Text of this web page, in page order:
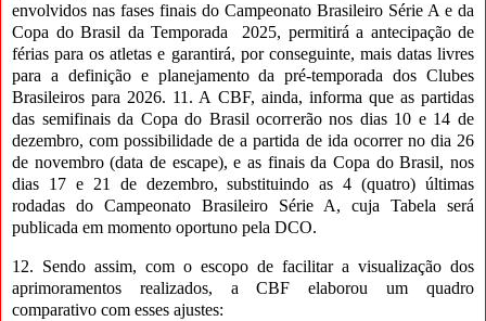
envolvidos nas fases finais do Campeonato Brasileiro Série A e da
Copa do Brasil da Temporada 2025, permitirá a antecipação de
férias para os atletas e garantirá, por conseguinte, mais datas livres
para a definição e planejamento da pré-temporada dos Clubes
Brasileiros para 2026. 11. A CBF, ainda, informa que as partidas
das semifinais da Copa do Brasil ocorrerão nos dias 10 e 14 de
dezembro, com possibilidade de a partida de ida ocorrer no dia 26
de novembro (data de escape), e as finais da Copa do Brasil, nos
dias 17 e 21 de dezembro, substituindo as 4 (quatro) últimas
rodadas do Campeonato Brasileiro Série A, cuja Tabela será
publicada em momento oportuno pela DCO.
12. Sendo assim, com o escopo de facilitar a visualização dos
aprimoramentos realizados, a CBF elaborou um quadro
comparativo com esses ajustes: